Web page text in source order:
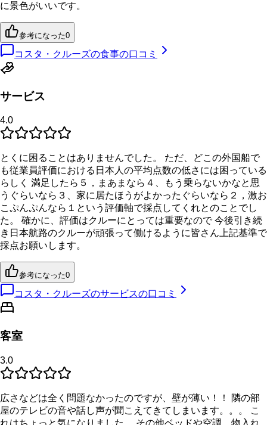
に景色がいいです。
参考になった0
コスタ・クルーズの食事の口コミ
サービス
4.0
とくに困ることはありませんでした。 ただ、どこの外国船で
も従業員評価における日本人の平均点数の低さには困っている
らしく 満足したら５，まあまなら４、もう乗らないかなと思
うぐらいなら３、家に居たほうがよかったぐらいなら２，激お
こぷんぷんなら１という評価軸で採点してくれとのことでし
た。 確かに、評価はクルーにとっては重要なので 今後引き続
き日本航路のクルーが頑張って働けるように皆さん上記基準で
採点お願いします。
参考になった0
コスタ・クルーズのサービスの口コミ
客室
3.0
広さなどは全く問題なかったのですが、壁が薄い！！ 隣の部
屋のテレビの音や話し声が聞こえてきてしまいます。。。 こ
れはちょっと気になりました。 その他ベッドや空調、物入れ